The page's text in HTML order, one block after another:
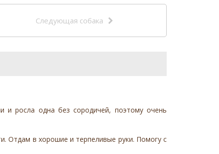
Следующая собака
и росла одна без сородичей, поэтому очень
Отдам в хорошие и терпеливые руки. Помогу с